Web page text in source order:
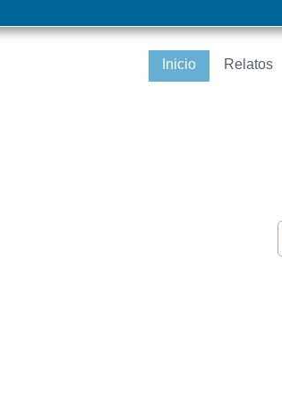
Inicio Relatos